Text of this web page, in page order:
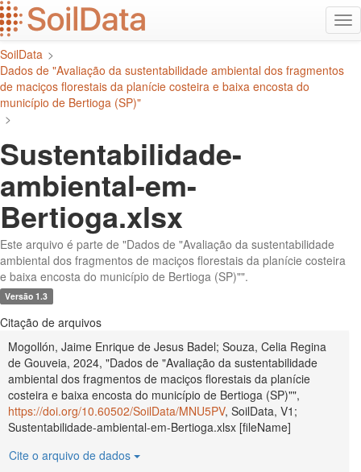
Ir
para
o
conteúdo
principal
SoilData >
Dados de "Avaliação da sustentabilidade ambiental dos fragmentos
de maciços florestais da planície costeira e baixa encosta do
município de Bertioga (SP)"
>
Sustentabilidade-
ambiental-em-
Bertioga.xlsx
Este arquivo é parte de "Dados de "Avaliação da sustentabilidade
ambiental dos fragmentos de maciços florestais da planície costeira
e baixa encosta do município de Bertioga (SP)"".
Versão 1.3
Citação de arquivos
Mogollón, Jaime Enrique de Jesus Badel; Souza, Celia Regina
de Gouveia, 2024, "Dados de "Avaliação da sustentabilidade
ambiental dos fragmentos de maciços florestais da planície
costeira e baixa encosta do município de Bertioga (SP)"",
https://doi.org/10.60502/SoilData/MNU5PV, SoilData, V1;
Sustentabilidade-ambiental-em-Bertioga.xlsx [fileName]
Cite o arquivo de dados